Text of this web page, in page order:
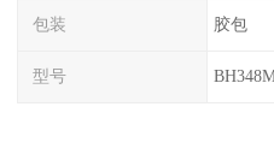
包装 胶包
型号